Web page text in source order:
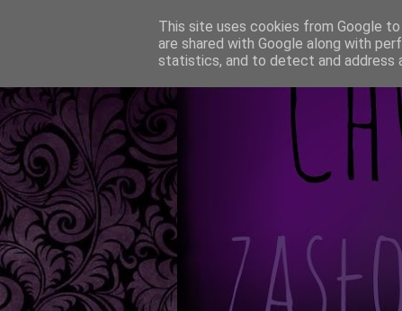
This site uses cookies from Google
are shared with Google along with
statistics, and to detect and address